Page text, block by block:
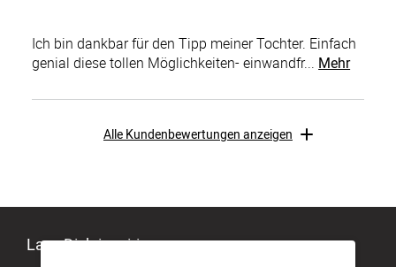
Ich bin dankbar für den Tipp meiner Tochter. Einfach
genial diese tollen Möglichkeiten- einwandfr... Mehr
Alle Kundenbewertungen anzeigen
Lass Dich inspirieren